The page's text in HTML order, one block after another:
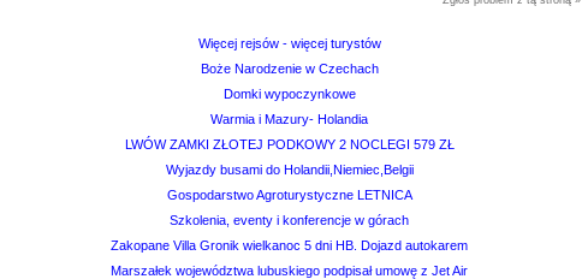
Więcej rejsów - więcej turystów
Boże Narodzenie w Czechach
Domki wypoczynkowe
Warmia i Mazury- Holandia
LWÓW ZAMKI ZŁOTEJ PODKOWY 2 NOCLEGI 579 ZŁ
Wyjazdy busami do Holandii,Niemiec,Belgii
Gospodarstwo Agroturystyczne LETNICA
Szkolenia, eventy i konferencje w górach
Zakopane Villa Gronik wielkanoc 5 dni HB. Dojazd autokarem
Marszałek województwa lubuskiego podpisał umowę z Jet Air